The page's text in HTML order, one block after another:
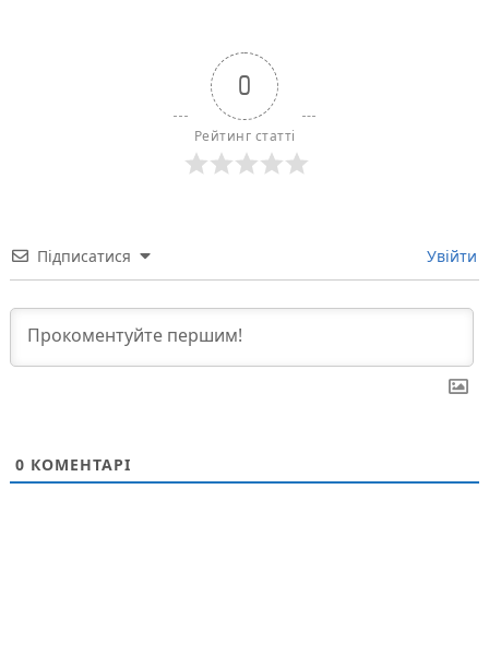
0
Рейтинг статті
Підписатися Увійти
0 КОМЕНТАРІ